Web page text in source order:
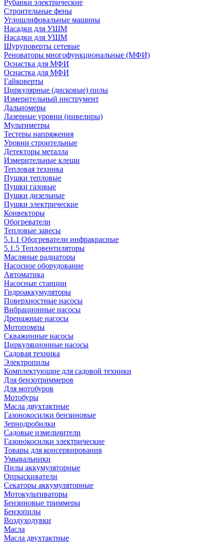
Рубанки электрические
Строительные фены
Углошлифовальные машины
Насадки для УШМ
Насадки для УШМ
Шуруповерты сетевые
Реноваторы многофункциональные (МФИ)
Оснастка для МФИ
Оснастка для МФИ
Гайковерты
Циркулярные (дисковые) пилы
Измерительный инструмент
Дальномеры
Лазерные уровни (нивелиры)
Мультиметры
Тестеры напряжения
Уровни строительные
Детекторы металла
Измерительные клещи
Тепловая техника
Пушки тепловые
Пушки газовые
Пушки дизельные
Пушки электрические
Конвекторы
Обогреватели
Тепловые завесы
5.1.1 Обогреватели инфракрасные
5.1.5 Тепловентиляторы
Масляные радиаторы
Насосное оборудование
Автоматика
Насосные станции
Гидроаккумуляторы
Поверхностные насосы
Вибрационные насосы
Дренажные насосы
Мотопомпы
Скважинные насосы
Циркуляционные насосы
Садовая техника
Электропилы
Комплектующие для садовой техники
Для бензотриммеров
Для мотобуров
Мотобуры
Масла двухтактные
Газонокосилки бензиновые
Зернодробилки
Садовые измельчители
Газонокосилки электрические
Товары для консервирования
Умывальники
Пилы аккумуляторные
Опрыскиватели
Секаторы аккумуляторные
Мотокультиваторы
Бензиновые триммеры
Бензопилы
Воздуходувки
Масла
Масла двухтактные